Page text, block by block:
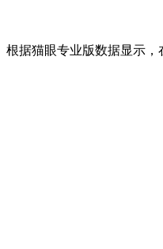
根据猫眼专业版数据显示，